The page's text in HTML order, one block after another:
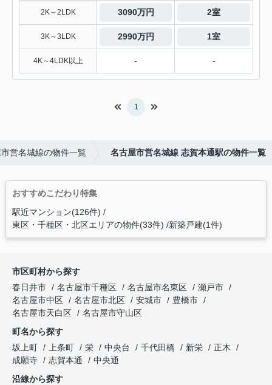
2K～2LDK 3090万円 2室
3K～3LDK 2990万円 1室
4K～4LDK以上 - -
1
営名城線の物件一覧 名古屋市営名城線 志賀本通駅の物件一覧
おすすめこだわり特集
駅近マンション(126件)
東区・千種区・北区エリアの物件(33件) 新築戸建(1件)
市区町村から探す
春日井市
名古屋市千種区 名古屋市名東区
瀬戸市
名古屋市中区
名古屋市北区 安城市
豊橋市
名古屋市天白区
名古屋市守山区
町名から探す
坂上町
上条町 栄 中央台 千代田橋 新栄
正木
成願寺
志賀本通
中央通
沿線から探す